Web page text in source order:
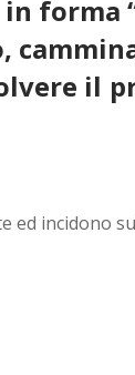
forma
il
ed incidono